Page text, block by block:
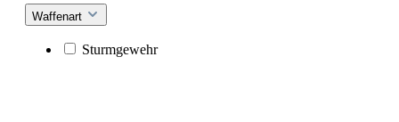
Waffenart
Sturmgewehr